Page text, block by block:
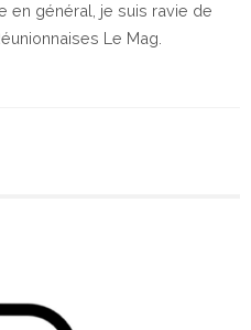
en général, je suis ravie de
Le Mag.